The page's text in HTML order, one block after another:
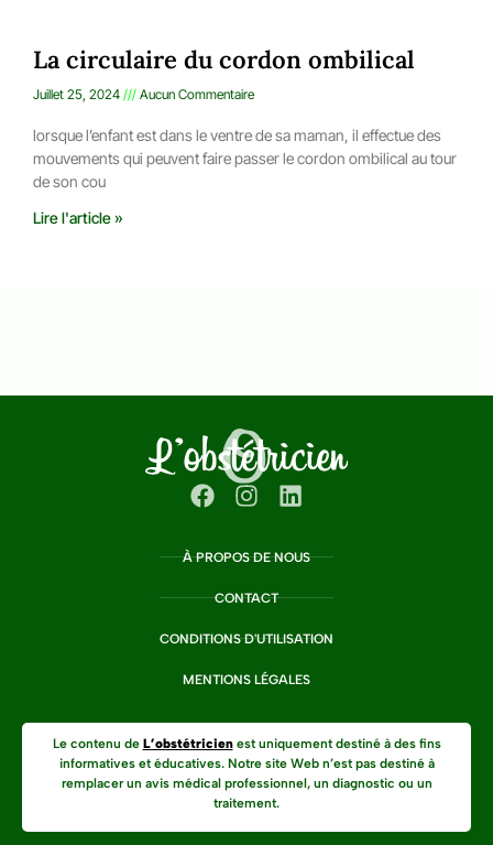
La circulaire du cordon ombilical
Juillet 25, 2024 Aucun Commentaire
lorsque l’enfant est dans le ventre de sa maman, il effectue des
mouvements qui peuvent faire passer le cordon ombilical au tour
de son cou
Lire l'article »
À PROPOS DE NOUS
CONTACT
CONDITIONS D'UTILISATION
MENTIONS LÉGALES
Le contenu de L’obstétricienest uniquement destiné à des fins
informatives et éducatives. Notre site Web n’est pas destiné à
remplacer un avis médical professionnel, un diagnostic ou un
traitement.